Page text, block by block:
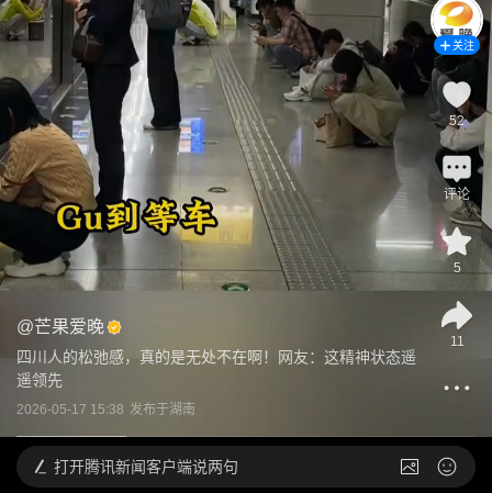
@芒果爱晚
四川人的松弛感，真的是无处不在啊！网友：这精神状态遥
遥领先
2026-05-17 15:38 发布于湖南
关注
52
评论
5
11
打开腾讯新闻客户端说两句